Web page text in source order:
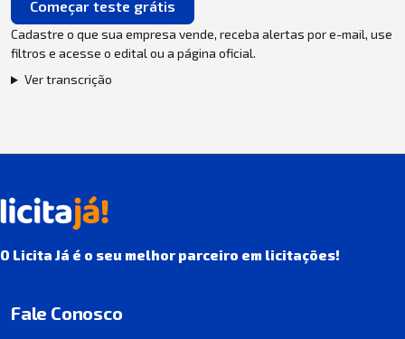
Começar teste grátis
Cadastre o que sua empresa vende, receba alertas por e-mail, use
filtros e acesse o edital ou a página oficial.
Ver transcrição
O Licita Já é o seu melhor parceiro em licitações!
Fale Conosco